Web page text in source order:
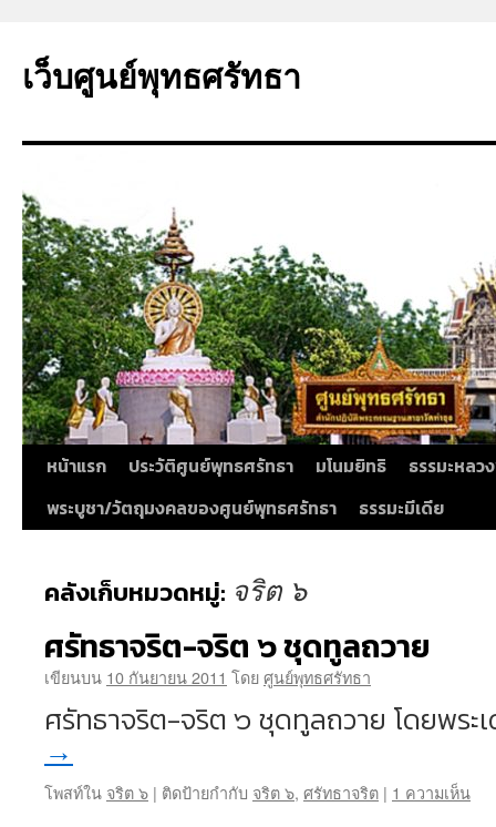
ยัง
เว็บศูนย์พุทธศรัทธา
หน้าแรก ประวัติศูนย์พุทธศรัทธา มโนมยิทธิ
ธรรมะหลว
พระบูชา/วัตถุมงคลของศูนย์พุทธศรัทธา
ธรรมะมีเดีย
คลังเก็บหมวดหมู่: จริต ๖
ศรัทธาจริต-จริต ๖ ชุดทูลถวาย
เขียนบน 10 กันยายน 2011 โดยศูนย์พุทธศรัทธา
ศรัทธาจริต-จริต ๖ ชุดทูลถวาย โดยพระ
→
โพสท์ใน จริต ๖ | ติดป้ายกำกับ จริต ๖, ศรัทธาจริต | 1 ความเห็น